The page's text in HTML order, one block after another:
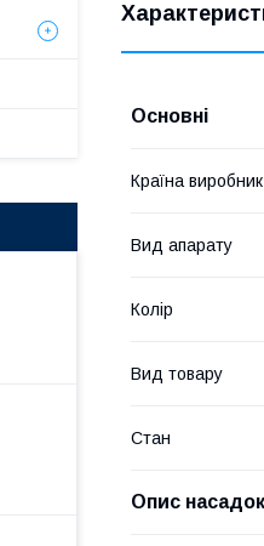
Основні
Країна виробник
Вид апарату
Колір
Вид товару
Стан
Опис насадок